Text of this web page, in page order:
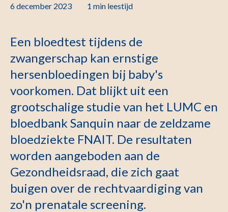
6 december 2023 1 min leestijd
Een bloedtest tijdens de
zwangerschap kan ernstige
hersenbloedingen bij baby's
voorkomen. Dat blijkt uit een
grootschalige studie van het LUMC en
bloedbank Sanquin naar de zeldzame
bloedziekte FNAIT. De resultaten
worden aangeboden aan de
Gezondheidsraad, die zich gaat
buigen over de rechtvaardiging van
zo'n prenatale screening.